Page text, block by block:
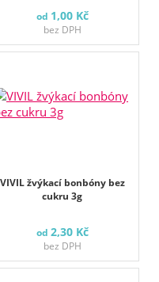
od 1,00 Kč
bez DPH
VIVIL žvýkací bonbóny bez
cukru 3g
od 2,30 Kč
bez DPH